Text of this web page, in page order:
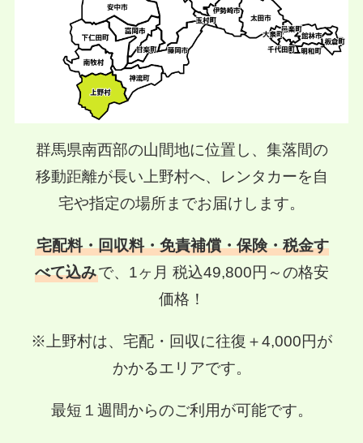
群馬県南西部の山間地に位置し、集落間の
移動距離が長い上野村へ、
レンタカーを自
宅や指定の場所までお届けします。
宅配料・回収料・免責補償・保険・税金す
べて込みで、 1ヶ月 税込49,800円～の格安
価格！
※上野村は、宅配・回収に往復＋4,000円が
かかるエリアです。
最短１週間からのご利用が可能です。